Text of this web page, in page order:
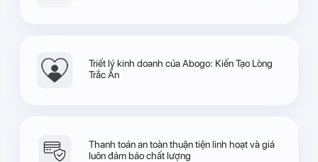
Triết lý kinh doanh của Abogo: Kiến Tạo Lòng
Trắc Ẩn
Thanh toán an toàn thuận tiện linh hoạt và giá
luôn đảm bảo chất lượng